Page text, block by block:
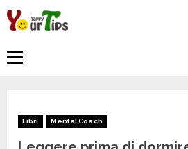
Skip
to
Primary
Libri Mental Coach